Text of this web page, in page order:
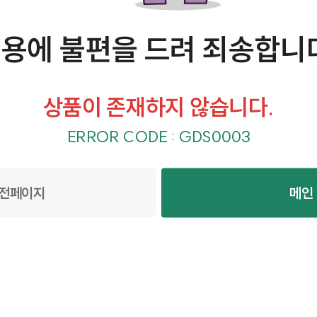
에 불편을 드려 죄송합니
상품이 존재하지 않습니다.
ERROR CODE : GDS0003
페이지 메인